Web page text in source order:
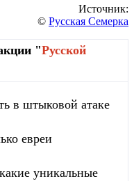
Источник:
© Русская Семерка
"Русской
в штыковой атаке
евреи
уникальные